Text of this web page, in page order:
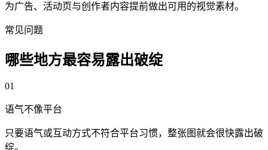
为广告、活动页与创作者内容提前做出可用的视觉素材。
常见问题
哪些地方最容易露出破绽
01
语气不像平台
只要语气或互动方式不符合平台习惯，整张图就会很快露出破
绽。